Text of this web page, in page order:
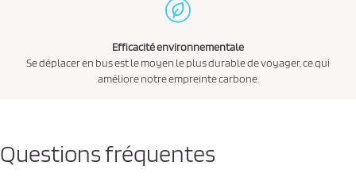
Efficacité environnementale
Se déplacer en bus est le moyen le plus durable de voyager, ce qui
améliore notre empreinte carbone.
Questions fréquentes